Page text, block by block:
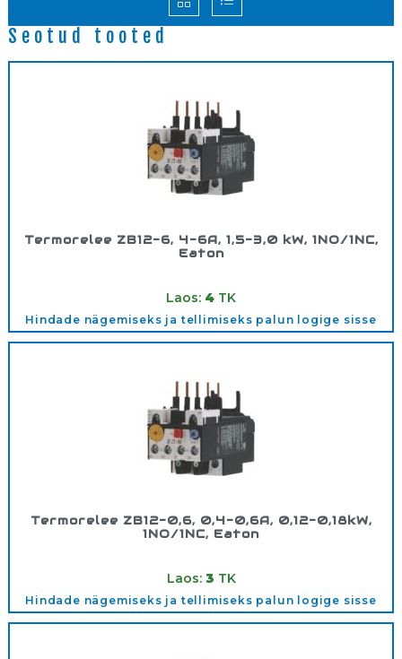
Seotud tooted
Termorelee ZB12-6, 4-6A, 1,5-3,0 kW, 1NO/1NC,
Eaton
Laos: 4 TK
Hindade nägemiseks ja tellimiseks palun logige sisse
Termorelee ZB12-0,6, 0,4-0,6A, 0,12-0,18kW,
1NO/1NC, Eaton
Laos: 3 TK
Hindade nägemiseks ja tellimiseks palun logige sisse